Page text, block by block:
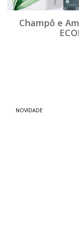
Champô e
NOVIDADE